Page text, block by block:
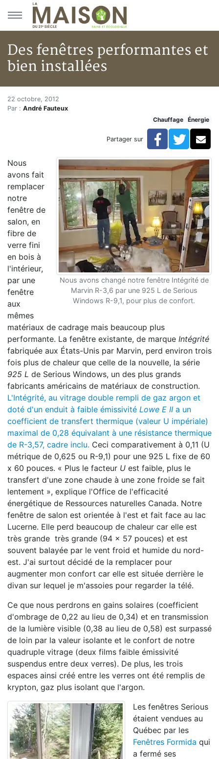
Aller au menu principal
Aller au contenu principal
Des fenêtres performantes et
bien installées
Accueil
Articles
Des fenêtres performantes et bien installées
Des fenêtres performantes et
22 octobre, 2012
Par : André Fauteux
Chauffage
Énergie
Partager sur Facebook
Nous avons changé notre fenêtre Intégrité de
Marvin R-3,6 par une 925 L de Serious
Windows R-9,1, pour plus de confort.
Nous
avons fait
remplacer
notre
fenêtre de
salon, en
fibre de
verre fini
en bois à
l'intérieur,
par une
fenêtre
aux
mêmes
matériaux de cadrage mais beaucoup plus
performante. La fenêtre existante, de marque Intégrité
fabriquée aux États-Unis par Marvin, perd environ trois
fois plus de chaleur que celle de la nouvelle, la série
925 L de Serious Windows, un des plus grands
fabricants américains de matériaux de construction.
L'Intégrité, au vitrage double rempli de gaz argon et
doté d'un enduit à faible émissivité Lowe E II a un
coefficient de transfert thermique (valeur U impériale)
maximal de 0,28 équivalant à une résistance thermique
de R-3,57, cadre inclu. Ceci comparativement à 0,11 (U
métrique de 0,625 ou R-9,1) pour une 925 L fixe de 60
x 60 pouces. « Plus le facteur U est faible, plus le
transfert d'une zone chaude à une zone froide se fait
lentement », explique l'Office de l'efficacité
énergétique de Ressources naturelles Canada. Notre
fenêtre de salon est orientée à l'est et fait face au lac
Lucerne. Elle perd beaucoup de chaleur car elle est
très grande très grande (94 x 57 pouces) et est
souvent balayée par le vent froid et humide du nord-
est. J'ai surtout décidé de la remplacer pour
augmenter mon confort car elle est située derrière le
divan sur lequel je m'assoies pour regarder la télé.
Ce que nous perdrons en gains solaires (coefficient
d'ombrage de 0,22 au lieu de 0,34) et en transmission
de la lumière visible (0,38 au lieu de 0,58) est surpassé
de loin par la valeur isolante et le confort de notre
quadruple vitrage (deux films faible émissivité
suspendus entre deux verres). De plus, les trois
espaces ainsi créé entre les verres ont été remplis de
krypton, gaz plus isolant que l'argon.
Les fenêtres Serious
étaient vendues au
Québec par les
Fenêtres Formida qui
a fermé ses